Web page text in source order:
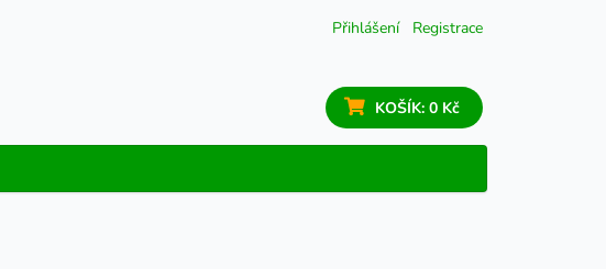
Přihlášení Registrace
KOŠÍK: 0 Kč